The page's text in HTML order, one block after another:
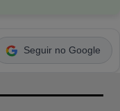
Seguir no Google